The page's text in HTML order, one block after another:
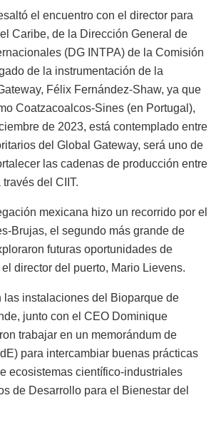
el encuentro con el director para
Caribe, de la Dirección General de
(DG INTPA) de la Comisión
de la instrumentación de la
Félix Fernández-Shaw, ya que
Coatzacoalcos-Sines (en Portugal),
de 2023, está contemplado entre
del Global Gateway, será uno de
las cadenas de producción entre
del CIIT.
mexicana hizo un recorrido por el
Brujas, el segundo más grande de
futuras oportunidades de
director del puerto, Mario Lievens.
las instalaciones del Bioparque de
junto con el CEO Dominique
trabajar en un memorándum de
para intercambiar buenas prácticas
ecosistemas científico-industriales
de Desarrollo para el Bienestar del